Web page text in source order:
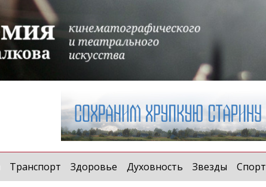
Транспорт Здоровье Духовность Звезды Спорт